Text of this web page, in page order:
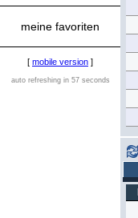
meine favoriten
[ mobile version ]
auto refreshing in 57 seconds